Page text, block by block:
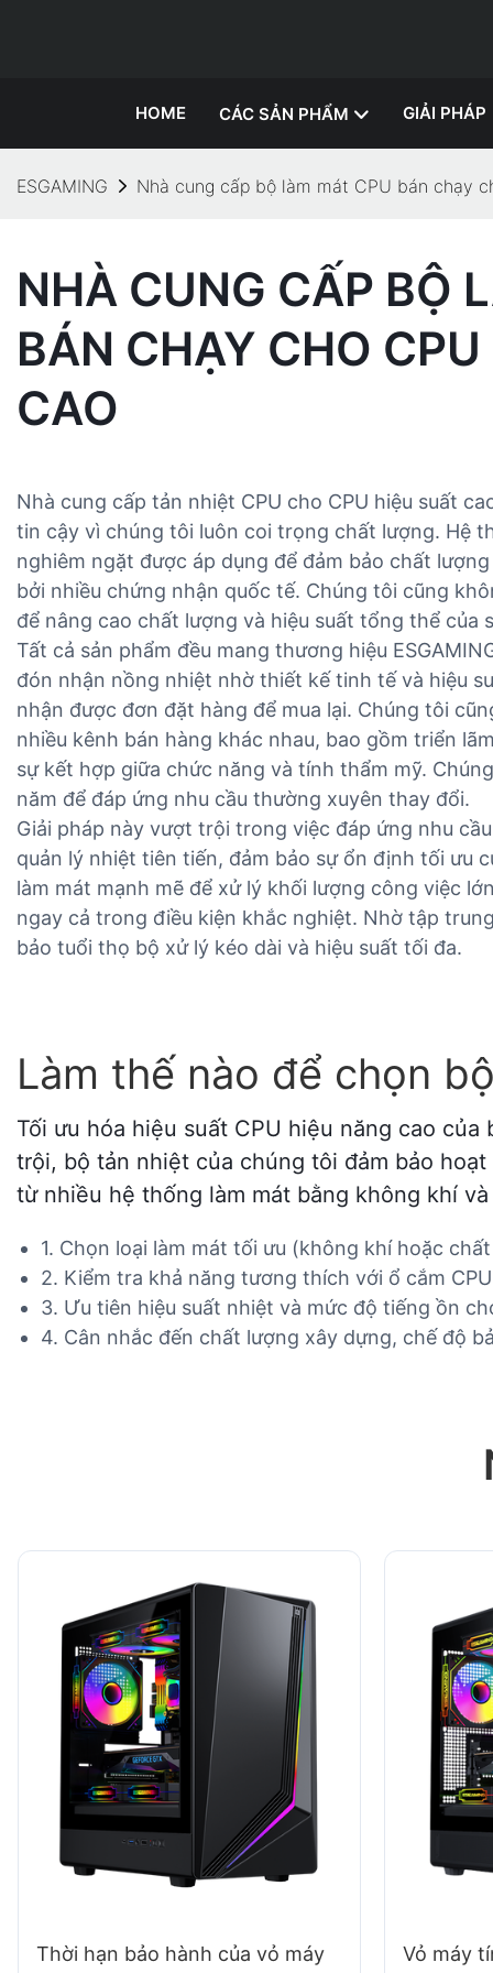
HOME CÁC SẢN PHẨM GIẢI PHÁP
ESGAMING Nhà cung cấp bộ làm mát CPU bán chạy
NHÀ CUNG CẤP BỘ
BÁN CHẠY CHO
CAO
Nhà cung cấp tản nhiệt CPU cho CPU hiệu suất
tin cậy vì chúng tôi luôn coi trọng chất lượng. Hệ
nghiêm ngặt được áp dụng để đảm bảo chất
bởi nhiều chứng nhận quốc tế. Chúng tôi cũng
để nâng cao chất lượng và hiệu suất tổng thể của
Tất cả sản phẩm đều mang thương hiệu
đón nhận nồng nhiệt nhờ thiết kế tinh tế và hiệu
nhận được đơn đặt hàng để mua lại. Chúng tôi
nhiều kênh bán hàng khác nhau, bao gồm triển
sự kết hợp giữa chức năng và tính thẩm mỹ.
năm để đáp ứng nhu cầu thường xuyên thay đổi.
Giải pháp này vượt trội trong việc đáp ứng nhu
quản lý nhiệt tiên tiến, đảm bảo sự ổn định tối ưu
làm mát mạnh mẽ để xử lý khối lượng công việc
ngay cả trong điều kiện khắc nghiệt. Nhờ tập
bảo tuổi thọ bộ xử lý kéo dài và hiệu suất tối đa.
Làm thế nào để chọn
Tối ưu hóa hiệu suất CPU hiệu năng cao
trội, bộ tản nhiệt của chúng tôi đảm bảo
từ nhiều hệ thống làm mát bằng không khí
1. Chọn loại làm mát tối ưu (không khí hoặc
2. Kiểm tra khả năng tương thích với ổ cắm
3. Ưu tiên hiệu suất nhiệt và mức độ tiếng ồn
4. Cân nhắc đến chất lượng xây dựng, chế độ
Thời hạn bảo hành của vỏ máy
Vỏ máy